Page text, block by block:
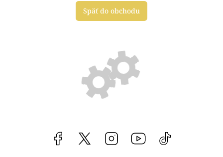
Späť do obchodu
Facebook vipgoldsk Instagram YouTube